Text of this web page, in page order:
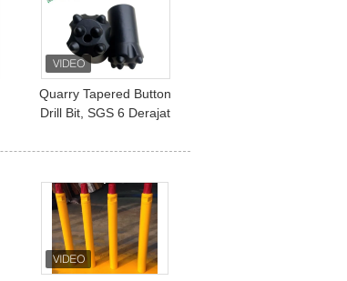
Quarry Tapered Button
Drill Bit, SGS 6 Derajat
Batu